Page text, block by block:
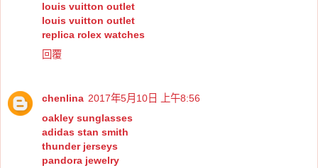
louis vuitton outlet
louis vuitton outlet
replica rolex watches
回覆
chenlina 2017年5月10日 上午8:56
oakley sunglasses
adidas stan smith
thunder jerseys
pandora jewelry